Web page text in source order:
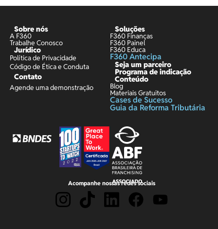
Sobre nós
A F360
Trabalhe Conosco
Jurídico
Política de Privacidade
Código de Ética e Conduta
Contato
Agende uma demonstração
Soluções
F360 Finanças
F360 Painel
F360 Educa
F360 Antecipa
Seja um parceiro
Programa de indicação
Conteúdo
Blog
Materiais Gratuitos
Cases de Sucesso
Guia da Reforma Tributária
Acompanhe nossas redes sociais